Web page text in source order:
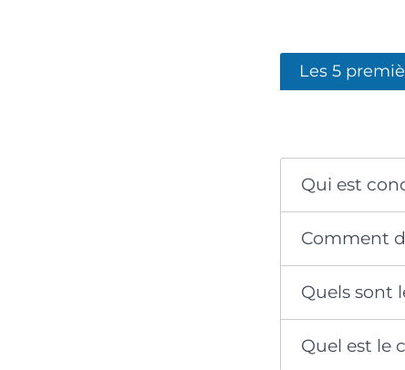
Les 5
Qui est
Comment
Quels sont
Quel est le